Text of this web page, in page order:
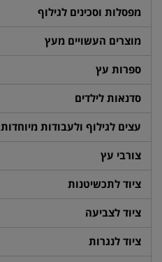
מפסלות וסכינים לגילוף
מוצרים העשויים מעץ
ספרות עץ
סדנאות לילדים
עצים לגילוף ולעבודות מיוחדות
צורבי עץ
ציוד לתכשיטנות
ציוד לצביעה
ציוד לנגרות